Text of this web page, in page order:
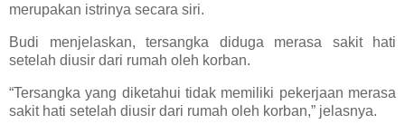
merupakan istrinya secara siri.
Budi menjelaskan, tersangka diduga merasa sakit hati
setelah diusir dari rumah oleh korban.
“Tersangka yang diketahui tidak memiliki pekerjaan merasa
sakit hati setelah diusir dari rumah oleh korban,” jelasnya.